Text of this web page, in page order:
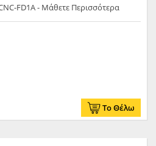
FD1A - Μάθετε Περισσότερα
Το Θέλω